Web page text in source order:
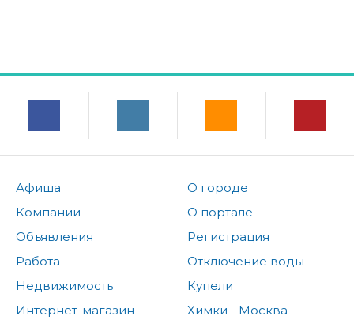
Афиша
Компании
Объявления
Работа
Недвижимость
Интернет-магазин
О городе
О портале
Регистрация
Отключение воды
Купели
Химки - Москва